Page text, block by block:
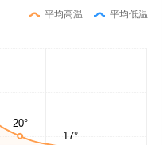
平均高温 平均低温